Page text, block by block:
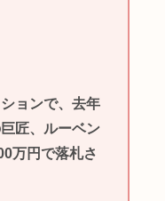
ョンで、去年
匠、ルーベン
万円で落札さ